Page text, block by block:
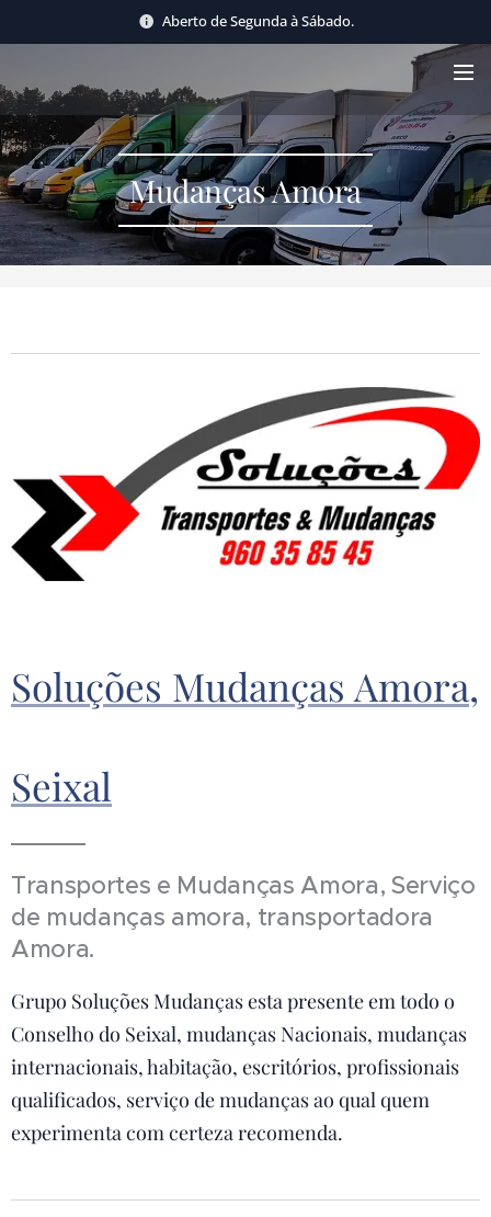
Aberto de Segunda à Sábado.
Mudanças Amora
Soluções Mudanças Amora,
Seixal
Transportes e Mudanças Amora, Serviço
de mudanças amora, transportadora
Amora.
Grupo Soluções Mudanças esta presente em todo o
Conselho do Seixal, mudanças Nacionais, mudanças
internacionais, habitação, escritórios, profissionais
qualificados, serviço de mudanças ao qual quem
experimenta com certeza recomenda.